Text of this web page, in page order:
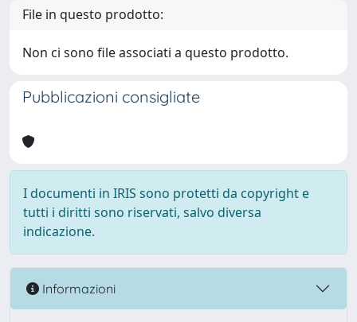
File in questo prodotto:
Non ci sono file associati a questo prodotto.
Pubblicazioni consigliate
I documenti in IRIS sono protetti da copyright e
tutti i diritti sono riservati, salvo diversa
indicazione.
Informazioni